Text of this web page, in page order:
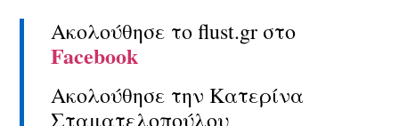
Ακολούθησε το flust.gr στο
Facebook
Ακολούθησε την Κατερίνα
Σταματελοπούλου